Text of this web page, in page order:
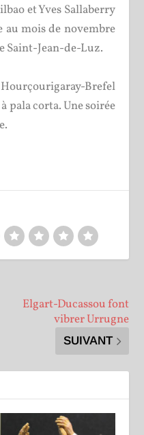
et Yves Sallaberry
au mois de novembre
Saint-Jean-de-Luz.
Brefel
pala corta. Une soirée
Elgart-Ducassou font
vibrer Urrugne
SUIVANT